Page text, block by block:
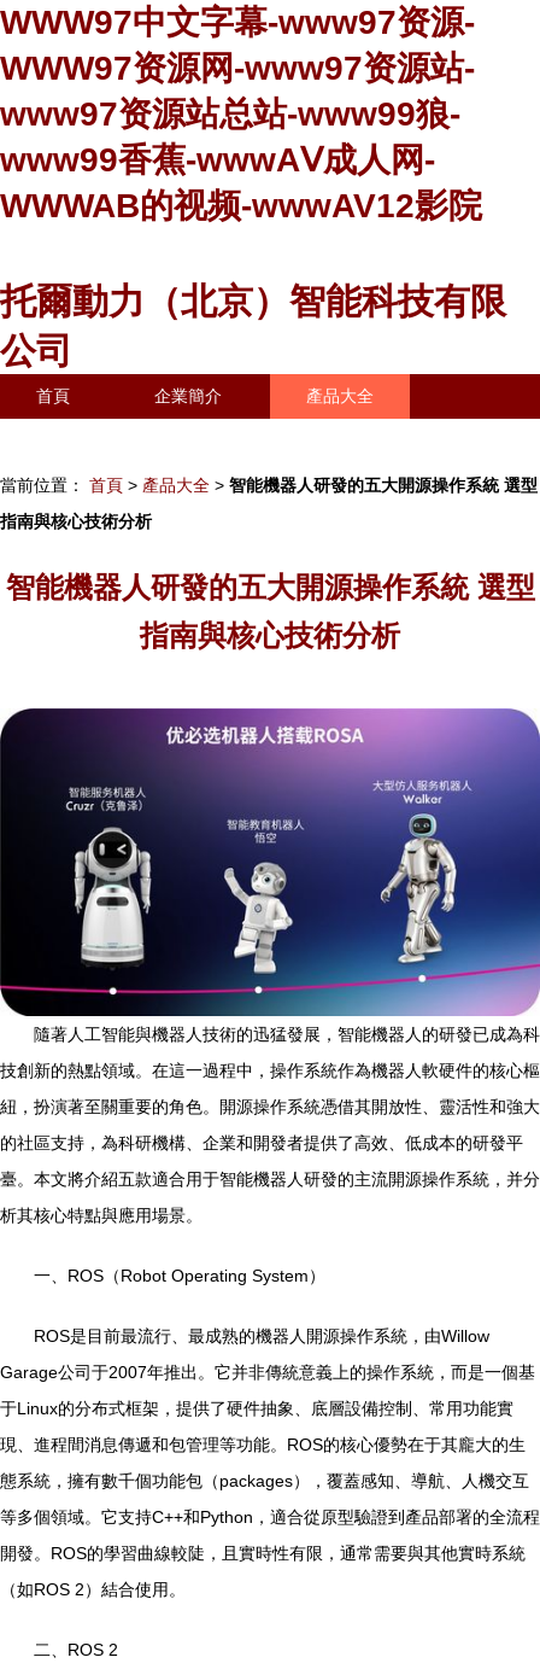
WWW97中文字幕-www97资源-
WWW97资源网-www97资源站-
www97资源站总站-www99狼-
www99香蕉-wwwAⅤ成人网-
WWWAB的视频-wwwAV12影院
托爾動力（北京）智能科技有限
公司
首頁 企業簡介 產品大全
當前位置： 首頁 > 產品大全 > 智能機器人研發的五大開源操作系統 選型
指南與核心技術分析
智能機器人研發的五大開源操作系統 選型
指南與核心技術分析
隨著人工智能與機器人技術的迅猛發展，智能機器人的研發已成為科
技創新的熱點領域。在這一過程中，操作系統作為機器人軟硬件的核心樞
紐，扮演著至關重要的角色。開源操作系統憑借其開放性、靈活性和強大
的社區支持，為科研機構、企業和開發者提供了高效、低成本的研發平
臺。本文將介紹五款適合用于智能機器人研發的主流開源操作系統，并分
析其核心特點與應用場景。
一、ROS（Robot Operating System）
ROS是目前最流行、最成熟的機器人開源操作系統，由Willow
Garage公司于2007年推出。它并非傳統意義上的操作系統，而是一個基
于Linux的分布式框架，提供了硬件抽象、底層設備控制、常用功能實
現、進程間消息傳遞和包管理等功能。ROS的核心優勢在于其龐大的生
態系統，擁有數千個功能包（packages），覆蓋感知、導航、人機交互
等多個領域。它支持C++和Python，適合從原型驗證到產品部署的全流程
開發。ROS的學習曲線較陡，且實時性有限，通常需要與其他實時系統
（如ROS 2）結合使用。
二、ROS 2